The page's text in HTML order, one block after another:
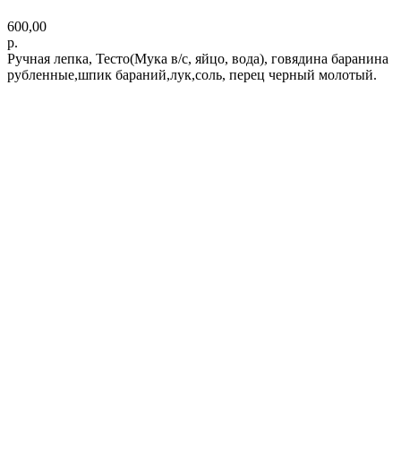
600,00
р.
Ручная лепка, Тесто(Мука в/с, яйцо, вода), говядина баранина
рубленные,шпик бараний,лук,соль, перец черный молотый.